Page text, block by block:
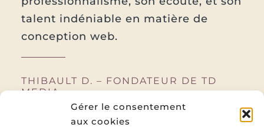
Gérer le consentement
aux cookies
talent indéniable en matière de
conception web.
THIBAULT D. – FONDATEUR DE TD
MEDIA